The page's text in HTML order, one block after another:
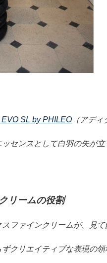
SL by PHILEO（アディ
センスとして白羽の矢が
リームの役割
ファインクリームが、見
クリエイティブな表現の